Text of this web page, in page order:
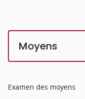
Moyens
Examen des moyens